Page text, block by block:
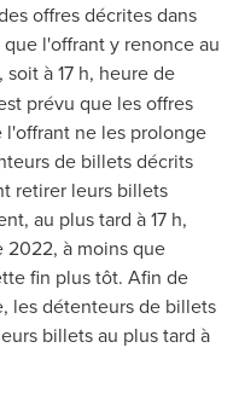
offres décrites dans
l'offrant y renonce au
soit à 17 h, heure de
prévu que les offres
ne les prolonge
de billets décrits
retirer leurs billets
au plus tard à 17 h,
2022, à moins que
fin plus tôt. Afin de
les détenteurs de billets
billets au plus tard à